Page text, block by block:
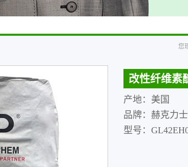
您
改性纤维素
产地：美国
品牌：赫克力士
型号：